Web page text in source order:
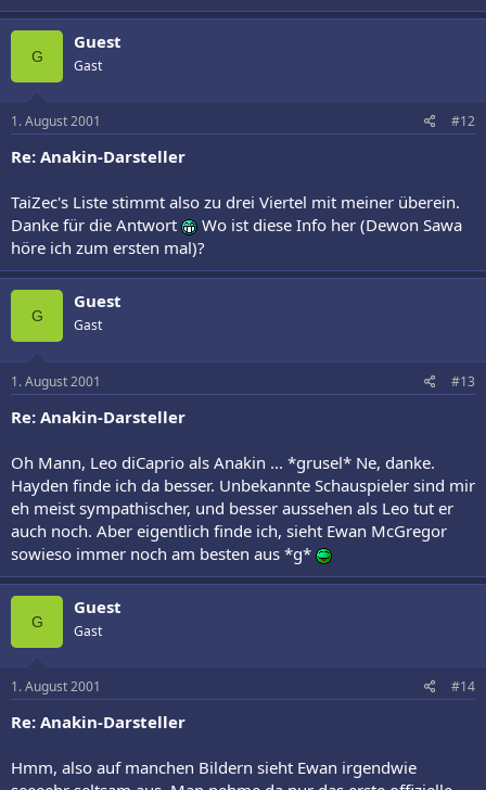
G
Guest
Gast
1. August 2001 #12
Re: Anakin-Darsteller
TaiZec's Liste stimmt also zu drei Viertel mit meiner überein.
Danke für die Antwort
Wo ist diese Info her (Dewon Sawa
höre ich zum ersten mal)?
G
Guest
Gast
1. August 2001 #13
Re: Anakin-Darsteller
Oh Mann, Leo diCaprio als Anakin ... *grusel* Ne, danke.
Hayden finde ich da besser. Unbekannte Schauspieler sind mir
eh meist sympathischer, und besser aussehen als Leo tut er
auch noch. Aber eigentlich finde ich, sieht Ewan McGregor
sowieso immer noch am besten aus *g*
G
Guest
Gast
1. August 2001 #14
Re: Anakin-Darsteller
Hmm, also auf manchen Bildern sieht Ewan irgendwie